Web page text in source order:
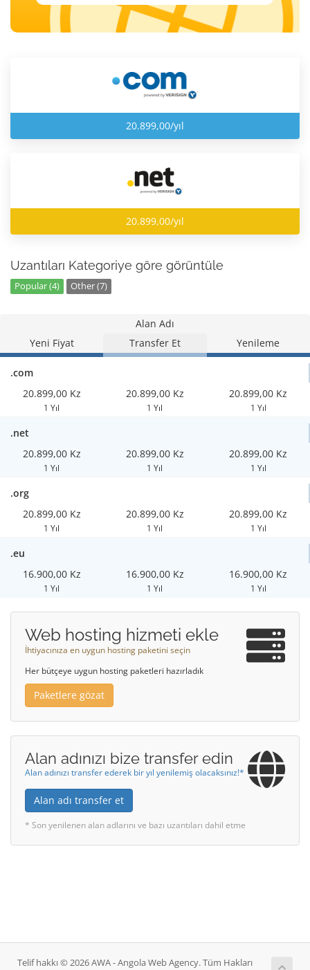
20.899,00/yıl
20.899,00/yıl
Uzantıları Kategoriye göre görüntüle
Popular (4) Other (7)
Alan Adı
Yeni Fiyat
Transfer Et Yenileme
.com
20.899,00 Kz
1 Yıl
20.899,00 Kz
1 Yıl
20.899,00 Kz
1 Yıl
.net
20.899,00 Kz
1 Yıl
20.899,00 Kz
1 Yıl
20.899,00 Kz
1 Yıl
.org
20.899,00 Kz
1 Yıl
20.899,00 Kz
1 Yıl
20.899,00 Kz
1 Yıl
.eu
16.900,00 Kz
1 Yıl
16.900,00 Kz
1 Yıl
16.900,00 Kz
1 Yıl
Web hosting hizmeti ekle
İhtiyacınıza en uygun hosting paketini seçin
Her bütçeye uygun hosting paketleri hazırladık
Paketlere gözat
Alan adınızı bize transfer edin
Alan adınızı transfer ederek bir yıl yenilemiş olacaksınız!*
Alan adı transfer et
* Son yenilenen alan adlarını ve bazı uzantıları dahil etme
Telif hakkı © 2026 AWA - Angola Web Agency. Tüm Hakları